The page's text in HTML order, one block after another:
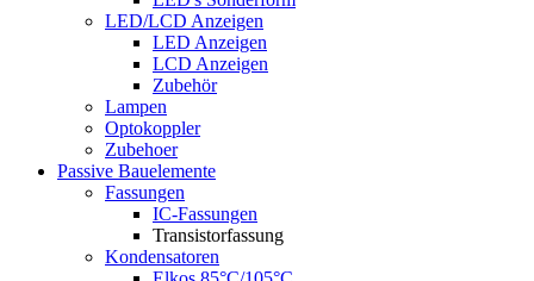
LED/LCD Anzeigen
LED Anzeigen
LCD Anzeigen
Zubehör
Lampen
Optokoppler
Zubehoer
Passive Bauelemente
Fassungen
IC-Fassungen
Transistorfassung
Kondensatoren